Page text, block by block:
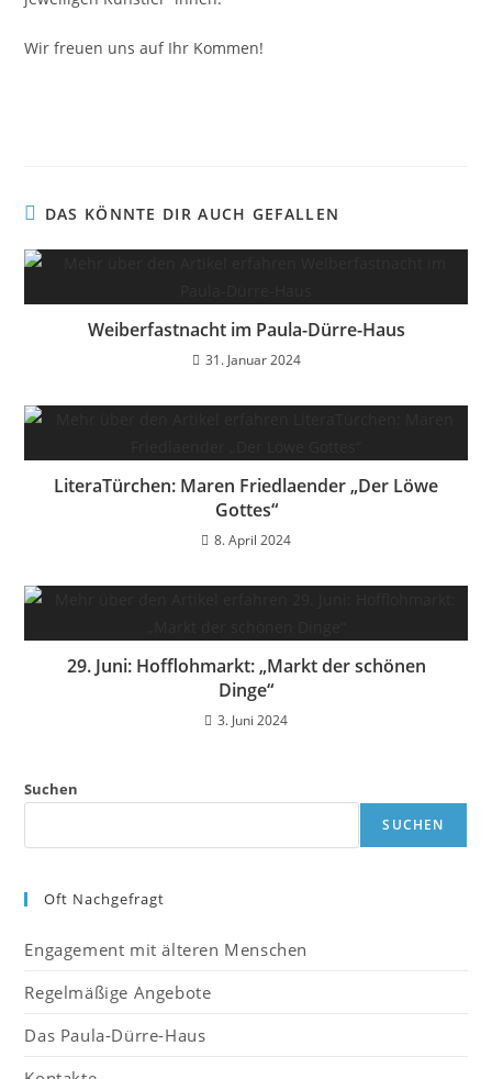
Wir freuen uns auf Ihr Kommen!
DAS KÖNNTE DIR AUCH GEFALLEN
Weiberfastnacht im Paula-Dürre-Haus
31. Januar 2024
LiteraTürchen: Maren Friedlaender „Der Löwe
Gottes“
8. April 2024
29. Juni: Hofflohmarkt: „Markt der schönen
Dinge“
3. Juni 2024
Suchen
SUCHEN
Oft Nachgefragt
Engagement mit älteren Menschen
Regelmäßige Angebote
Das Paula-Dürre-Haus